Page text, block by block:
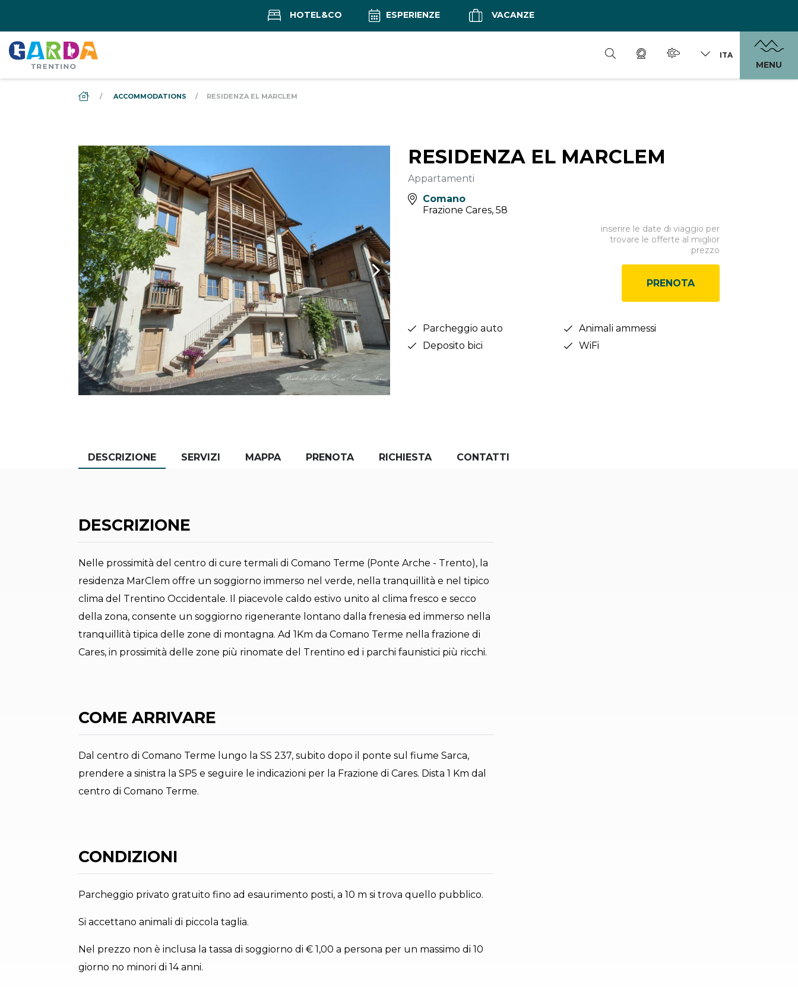
HOTEL&CO ESPERIENZE VACANZE
ITA
MENU
DS_BREADCRUMB.HOME
ACCOMMODATIONS RESIDENZA EL MARCLEM
RESIDENZA EL MARCLEM
Appartamenti
Comano
Frazione Cares, 58
inserire le date di viaggio per
trovare le offerte al miglior
prezzo
PRENOTA
Parcheggio auto
Animali ammessi
Deposito bici
WiFi
DESCRIZIONE SERVIZI MAPPA PRENOTA RICHIESTA CONTATTI
DESCRIZIONE
Nelle prossimità del centro di cure termali di Comano Terme (Ponte Arche - Trento), la
residenza MarClem offre un soggiorno immerso nel verde, nella tranquillità e nel tipico
clima del Trentino Occidentale. Il piacevole caldo estivo unito al clima fresco e secco
della zona, consente un soggiorno rigenerante lontano dalla frenesia ed immerso nella
tranquillità tipica delle zone di montagna. Ad 1Km da Comano Terme nella frazione di
Cares, in prossimità delle zone più rinomate del Trentino ed i parchi faunistici più ricchi.
COME ARRIVARE
Dal centro di Comano Terme lungo la SS 237, subito dopo il ponte sul fiume Sarca,
prendere a sinistra la SP5 e seguire le indicazioni per la Frazione di Cares. Dista 1 Km dal
centro di Comano Terme.
CONDIZIONI
Parcheggio privato gratuito fino ad esaurimento posti, a 10 m si trova quello pubblico.
Si accettano animali di piccola taglia.
Nel prezzo non è inclusa la tassa di soggiorno di € 1,00 a persona per un massimo di 10
giorno no minori di 14 anni.